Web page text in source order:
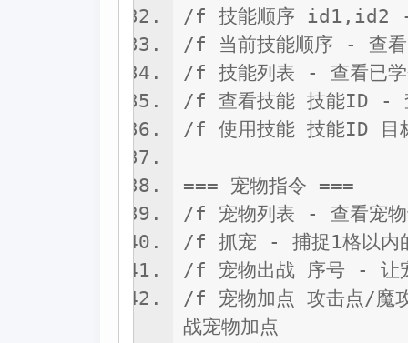
/f 技能顺序 id1,id2 -
/f 当前技能顺序 - 查看
/f 技能列表 - 查看已学
/f 查看技能 技能ID -
/f 使用技能 技能ID 目
=== 宠物指令 ===
/f 宠物列表 - 查看宠物
/f 抓宠 - 捕捉1格以内
/f 宠物出战 序号 - 让
/f 宠物加点 攻击点/魔
战宠物加点